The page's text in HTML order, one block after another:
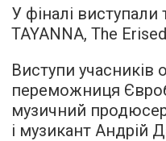
У фіналі виступали
TAYANNA, The
Виступи учасників
переможниця
музичний
і музикант Андрій